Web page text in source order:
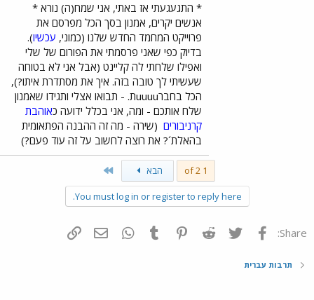
* התגעגעתי אז באתי, אני שמח(ה) נורא *
אנשים יקרים, אמנון בסך הכל מפרסם את
פרוייקט המחמד החדש שלנו (כמוני, עכשיו).
בדיוק כפי שאני פרסמתי את הפורום של שלי
ואפילו שלחתי לה קליינט (אבל אני לא בטוחה
שעשיתי לך טובה בזה. איך את מסתדרת איתו?),
הכל בחברuuuuת. - תבואו אצלי ותגידו שאמנון
שלח אותכם - ומה, אני בכלל ידועה כאוהבת
קרניבורים (שירה - מה זה ההבנה הפתאומית
בהאלת´? את רוצה לחשוב על זה עוד פעם?)
1 of 2 הבא
You must log in or register to reply here.
Share: פייסבוק Twitter
Reddit
Pinterest
Tumblr
WhatsAppדואר אלקטרוני
תרבות עברית